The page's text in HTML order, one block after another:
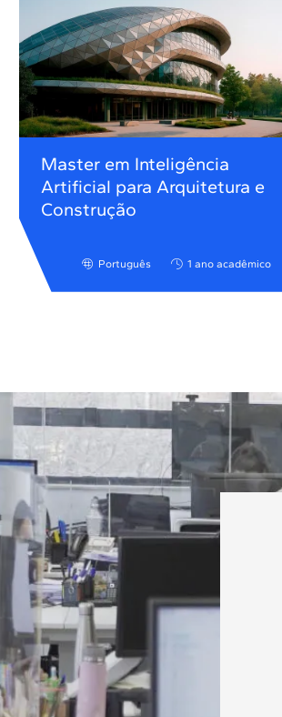
Master em Inteligência
Artificial para Arquitetura e
Construção
Português 1 ano acadêmico